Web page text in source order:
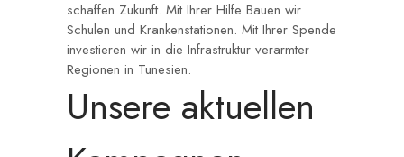
schaffen Zukunft. Mit Ihrer Hilfe Bauen wir
Schulen und Krankenstationen. Mit Ihrer Spende
investieren wir in die Infrastruktur verarmter
Regionen in Tunesien.
Unsere aktuellen